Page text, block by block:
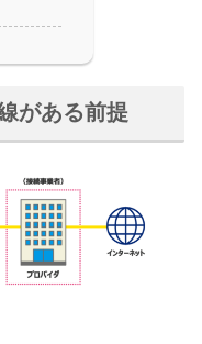
がある前提